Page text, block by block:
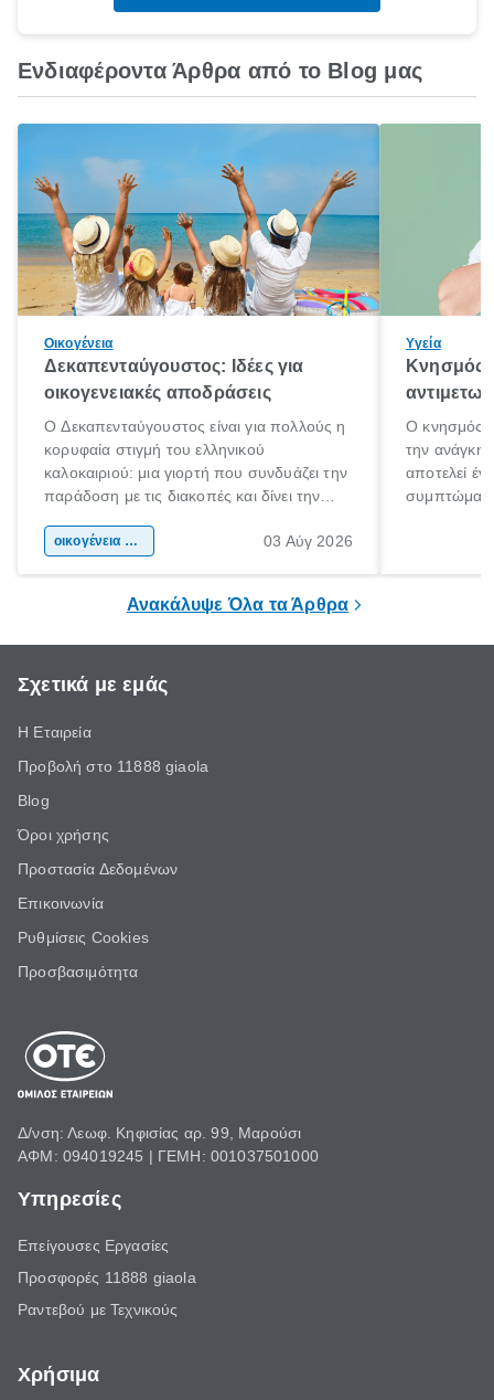
Ενδιαφέροντα Άρθρα από το Blog μας
Οικογένεια
Δεκαπενταύγουστος: Ιδέες για
οικογενειακές αποδράσεις
Ο Δεκαπενταύγουστος είναι για πολλούς η
κορυφαία στιγμή του ελληνικού
καλοκαιριού: μια γιορτή που συνδυάζει την
παράδοση με τις διακοπές και δίνει την
χώρας. Είτε πρόκειται για λίγες μέρες
οικογένεια & παιδί 03 Αύγ 2026
Υγεία
Κνησμός:
Ο κνησμός
την ανάγκη
αποτελεί
Ανακάλυψε Όλα τα Άρθρα
Σχετικά με εμάς
Η Εταιρεία
Προβολή στο 11888 giaola
Blog
Όροι χρήσης
Προστασία Δεδομένων
Επικοινωνία
Ρυθμίσεις Cookies
Προσβασιμότητα
Δ/νση: Λεωφ. Κηφισίας αρ. 99, Μαρούσι
ΑΦΜ: 094019245 | ΓΕΜΗ: 001037501000
Υπηρεσίες
Επείγουσες Εργασίες
Προσφορές 11888 giaola
Ραντεβού με Τεχνικούς
Χρήσιμα